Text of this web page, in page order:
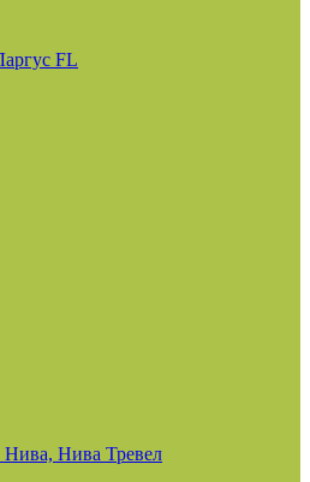
FL
Нива Тревел